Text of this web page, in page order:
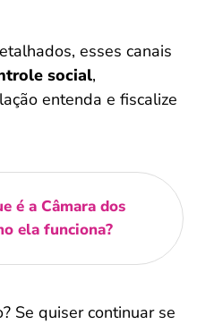
esses canais
social,
entenda e fiscalize
é a Câmara dos
ela funciona?
Se quiser continuar se